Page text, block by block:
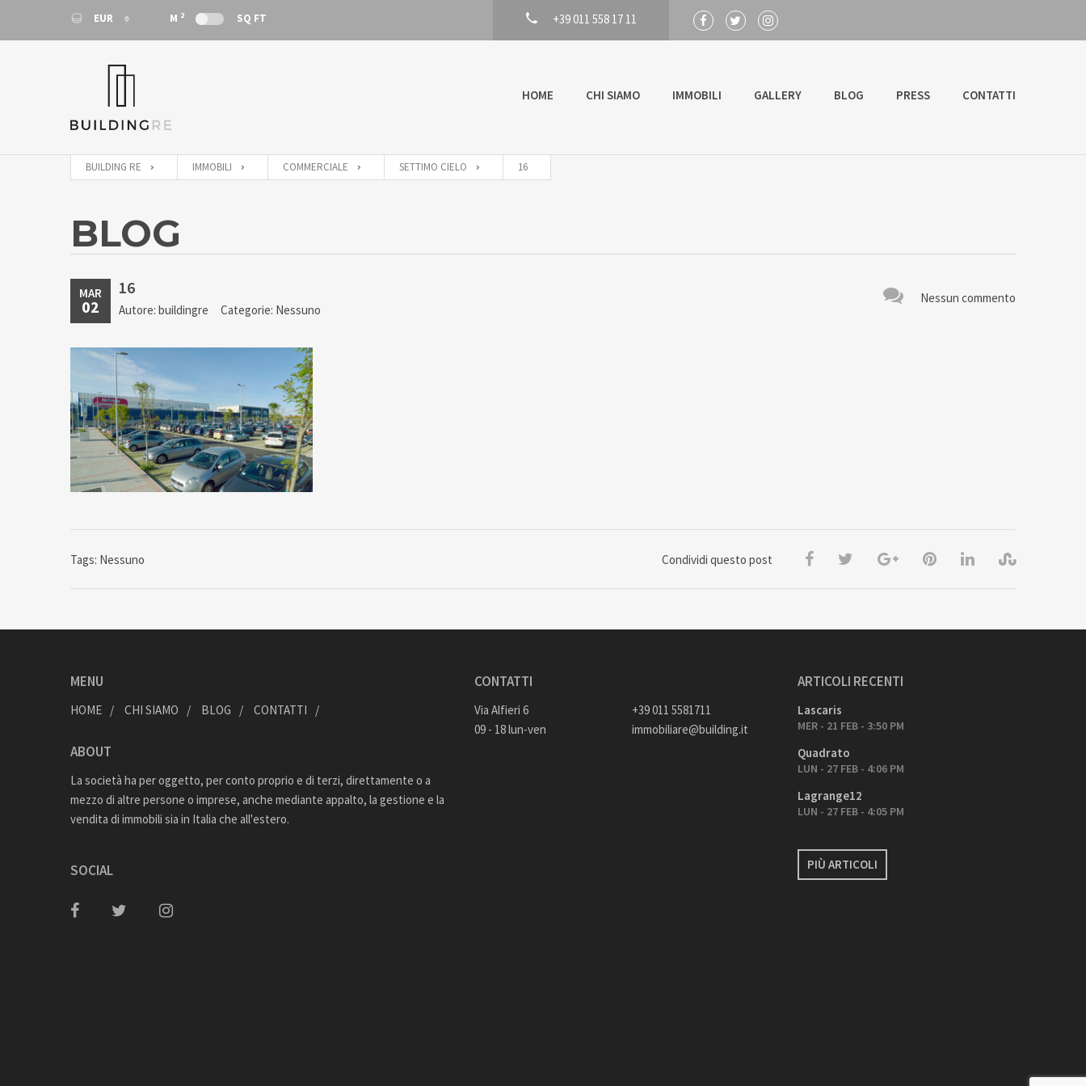
EUR
EUR
EUR
M 2 SQ FT +39 011 558 17 11
HOME CHI SIAMO IMMOBILI GALLERY BLOG PRESS CONTATTI
BUILDING RE IMMOBILI COMMERCIALE SETTIMO CIELO 16
BLOG
MAR
02 Nessun commento
16
Autore: buildingre Categorie: Nessuno
Condividi questo post
Tags: Nessuno
MENU
HOME CHI SIAMO BLOG CONTATTI
ABOUT
La società ha per oggetto, per conto proprio e di terzi, direttamente o a
mezzo di altre persone o imprese, anche mediante appalto, la gestione e la
vendita di immobili sia in Italia che all'estero.
SOCIAL
CONTATTI
Via Alfieri 6
09 - 18 lun-ven
+39 011 5581711
immobiliare@building.it
ARTICOLI RECENTI
Lascaris
MER - 21 FEB - 3:50 PM
Quadrato
LUN - 27 FEB - 4:06 PM
Lagrange12
LUN - 27 FEB - 4:05 PM
PIÙ ARTICOLI